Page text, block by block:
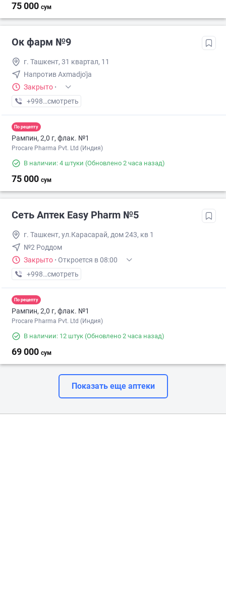
75 000 сум
Ок фарм №9
г. Ташкент, 31 квартал, 11
Напротив Axmadjo'ja
Закрыто ·
+998 (90) XXX-XX-XX
смотреть
По рецепту
Рампин, 2,0 г, флак. №1
Procare Pharma Pvt. Ltd (Индия)
В наличии: 4 штуки (Обновлено 2 часа назад)
75 000 сум
Сеть Аптек Easy Pharm №5
г. Ташкент, ул.Карасарай, дом 243, кв 1
№2 Роддом
Закрыто · Откроется в 08:00
+998 (94) XXX-XX-XX
смотреть
По рецепту
Рампин, 2,0 г, флак. №1
Procare Pharma Pvt. Ltd (Индия)
В наличии: 12 штук (Обновлено 2 часа назад)
69 000 сум
Показать еще аптеки